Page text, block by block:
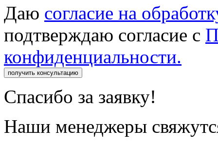
Даю согласие на
подтверждаю согласие с
конфиденциальности.
получить консультацию
Спасибо за заявку!
Наши менеджеры